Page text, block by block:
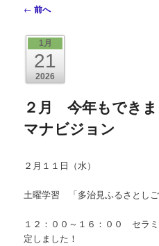
投
ナ
ビ
ー
ョ
ン
← 前へ
1月
21
2026
２月 今年もでき
マナビジョン
２月１１日（水）
土曜学習 「多治見ふるさとし
１２：００～１６：００ セラ
定しました！